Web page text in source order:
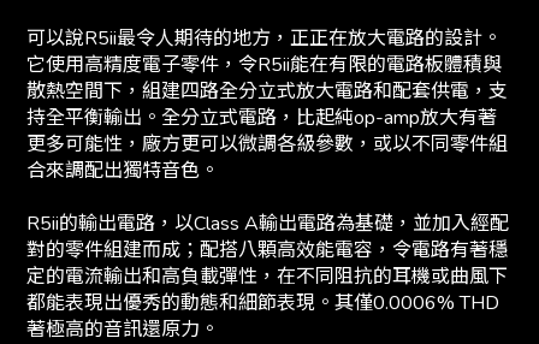
可以說R5ii最令人期待的地方，正正在放大電路的設計。
它使用高精度電子零件，令R5ii能在有限的電路板體積與
散熱空間下，組建四路全分立式放大電路和配套供電，支
持全平衡輸出。全分立式電路，比起純op-amp放大有著
更多可能性，廠方更可以微調各級參數，或以不同零件組
合來調配出獨特音色。
R5ii的輸出電路，以Class A輸出電路為基礎，並加入經配
對的零件組建而成；配搭八顆高效能電容，令電路有著穩
定的電流輸出和高負載彈性，在不同阻抗的耳機或曲風下
都能表現出優秀的動態和細節表現。其僅0.0006% THD
著極高的音訊還原力。